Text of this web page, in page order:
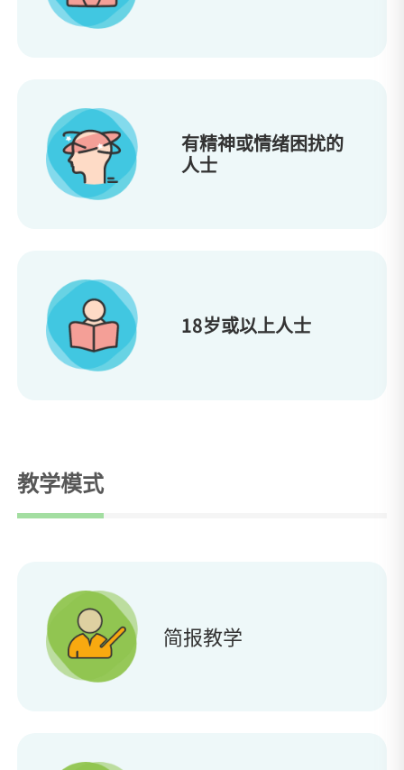
有精神或情绪困扰的
人士
18岁或以上人士
教学模式
简报教学